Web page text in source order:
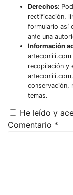
Comentario *
Derechos:
rectificación,
formulario así
ante una
Información
arteconlili.com
recopilación y
conservación,
temas.
He leído y